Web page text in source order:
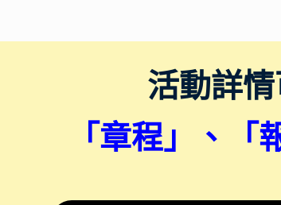
活動詳
「章程」、「